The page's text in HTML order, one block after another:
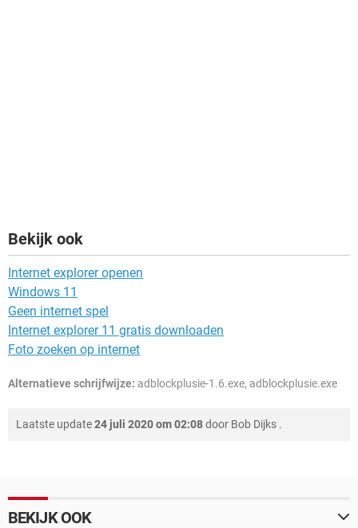
Bekijk ook
Internet explorer openen
Windows 11
Geen internet spel
Internet explorer 11 gratis downloaden
Foto zoeken op internet
Alternatieve schrijfwijze: adblockplusie-1.6.exe, adblockplusie.exe
Laatste update24 juli 2020 om 02:08door Bob Dijks .
BEKIJK OOK